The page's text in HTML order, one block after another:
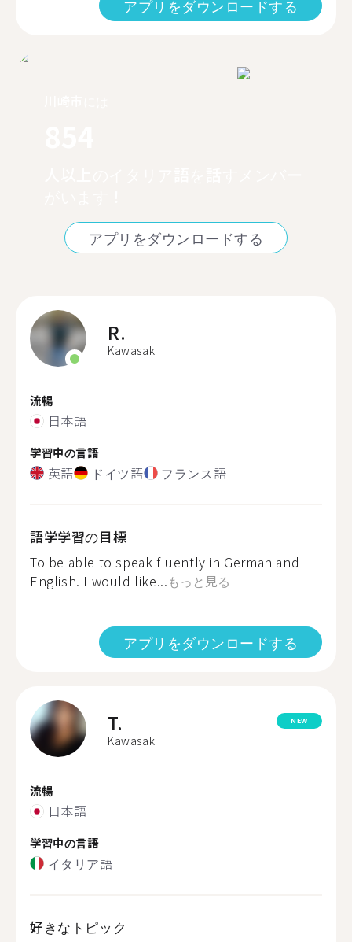
アプリをダウンロードする
アプリをダウンロードする
R.
Kawasaki
流暢
日本語
学習中の言語
英語 ドイツ語 フランス語
語学学習の目標
To be able to speak fluently in German and
English. I would like...もっと見る
アプリをダウンロードする
T.
Kawasaki
NEW
流暢
日本語
学習中の言語
イタリア語
好きなトピック